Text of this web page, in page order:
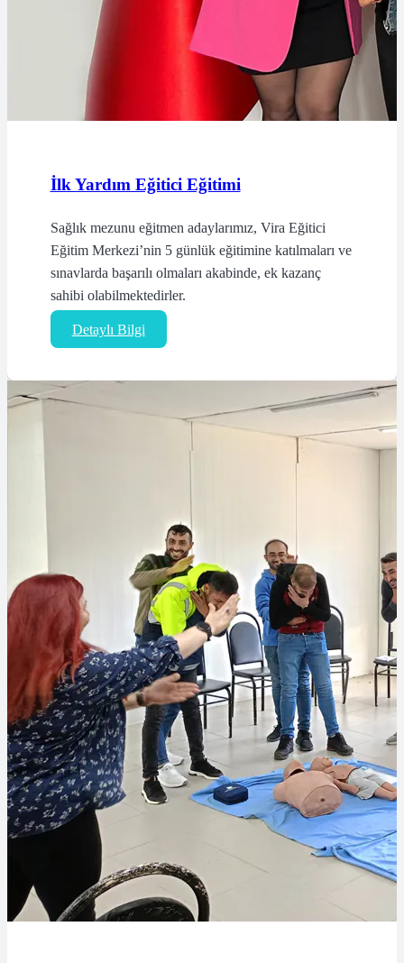
İlk Yardım Eğitici Eğitimi
Sağlık mezunu eğitmen adaylarımız, Vira Eğitici
Eğitim Merkezi’nin 5 günlük eğitimine katılmaları ve
sınavlarda başarılı olmaları akabinde, ek kazanç
sahibi olabilmektedirler.
Detaylı Bilgi